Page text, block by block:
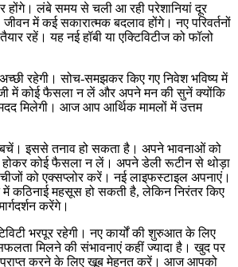
होंगे। लंबे समय से चली आ रही परेशानियां दूर
में कई सकारात्मक बदलाव होंगे। नए परिवर्तनों
रहें। यह नई हॉबी या एक्टिविटीज को फॉलो
रहेगी। सोच-समझकर किए गए निवेश भविष्य में
में कोई फैसला न लें और अपने मन की सुनें क्योंकि
मिलेगी। आज आप आर्थिक मामलों में उत्तम
बचें। इससे तनाव हो सकता है। अपने भावनाओं को
कोई फैसला न लें। अपने डेली रूटीन से थोड़ा
को एक्सप्लोर करें। नई लाइफस्टाइल अपनाएं।
में कठिनाई महसूस हो सकती है, लेकिन निरंतर किए
करेंगे।
भरपूर रहेगी। नए कार्यों की शुरुआत के लिए
मिलने की संभावनाएं कहीं ज्यादा है। खुद पर
करने के लिए खूब मेहनत करें। आज आपको